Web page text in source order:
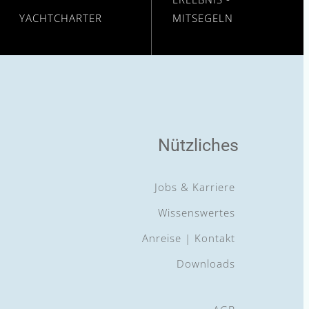
YACHTCHARTER
MITSEGELN
Nützliches
Jobs & Karriere
Wissenswertes
Anreise | Kontakt
Downloads